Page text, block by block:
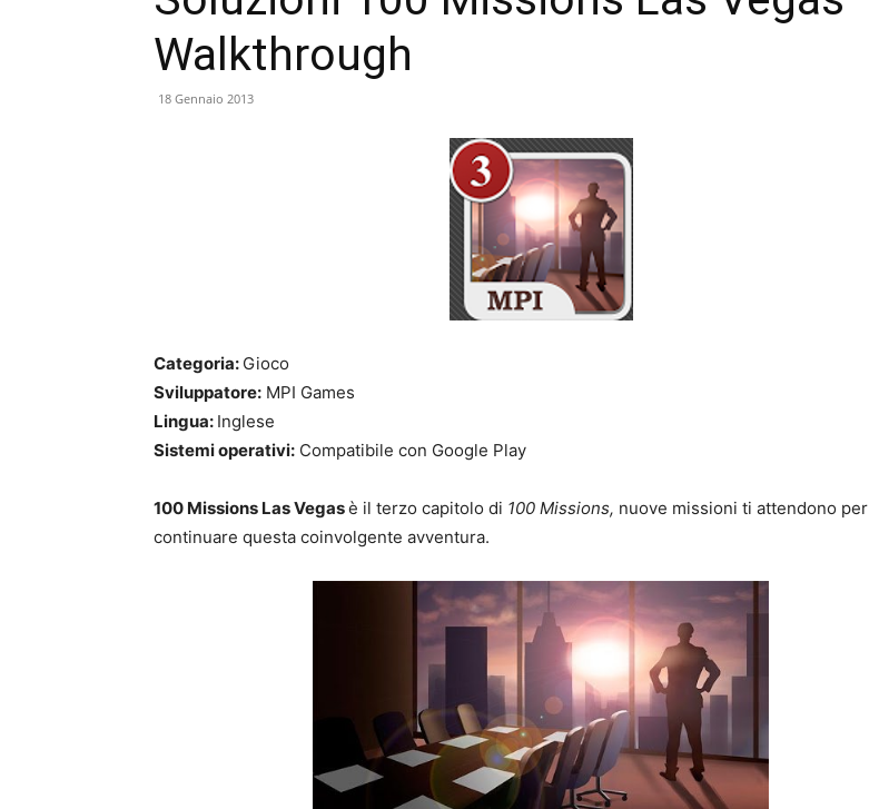
Walkthrough
18 Gennaio 2013
Categoria: Gioco
Sviluppatore: MPI Games
Lingua: Inglese
Sistemi operativi: Compatibile con Google Play
100 Missions Las Vegasè il terzo capitolo di 100 Missions, nuove missioni ti attendono per
continuare questa coinvolgente avventura.